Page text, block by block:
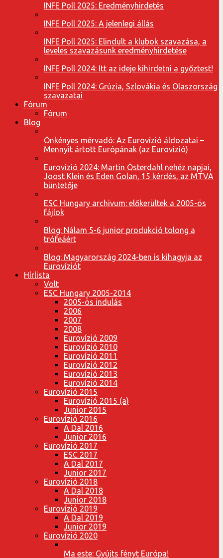
INFE Poll 2025: Eredményhirdetés
INFE Poll 2025: A jelenlegi állás
INFE Poll 2025: Elindult a klubok szavazása, a
leveles szavazásunk eredményhirdetése
INFE Poll 2024: Itt az ideje kihirdetni a győztest!
INFE Poll 2024: Grúzia, Szlovákia és Olaszország
szavazatai
Fórum
Fórum
Blog
Önkényes mérvadó: Az Eurovízió áldozatai –
Mennyit ártott Európának (az Eurovízió)
Eurovízió 2024: Martin Österdahl nehéz napjai,
Joost Klein és Eden Golan, 15 kérdés, az MTVA
büntetője
ESC Hungary archivum: előkerültek a 2005-ös
fájlok
Blog: Nálam 5-6 junior produkció tolong a
trófeáért
Blog: Magyarország 2024-ben is kihagyja az
Eurovíziót
Hírlista
Volt
ESC Hungary 2005-2014
2005-ös indulás
2006
2007
2008
Eurovízió 2009
Eurovízió 2010
Eurovízió 2011
Eurovízió 2012
Eurovízió 2013
Eurovízió 2014
Eurovízió 2015
Eurovízió 2015 (a)
Junior 2015
Eurovízió 2016
A Dal 2016
Junior 2016
Eurovízió 2017
ESC 2017
A Dal 2017
Junior 2017
Eurovízió 2018
A Dal 2018
Junior 2018
Eurovízió 2019
A Dal 2019
Junior 2019
Eurovízió 2020
Ma este: Gyújts fényt Európa!